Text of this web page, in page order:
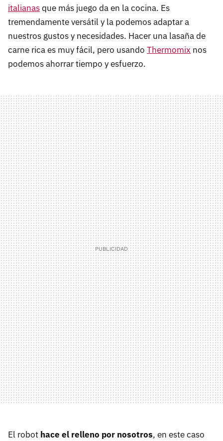
italianasque más juego da en la cocina. Es
tremendamente versátil y la podemos adaptar a
nuestros gustos y necesidades. Hacer una lasaña de
carne rica es muy fácil, pero usando Thermomix nos
podemos ahorrar tiempo y esfuerzo.
El robot hace el relleno por nosotros, en este caso